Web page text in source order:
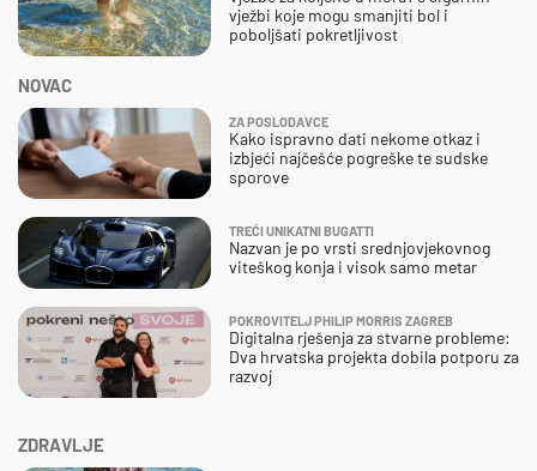
ZDRAVLJE
NOVAC
ZA POSLODAVCE
Kako ispravno dati nekome otkaz i
izbjeći najčešće pogreške te sudske
sporove
TREĆI UNIKATNI BUGATTI
Nazvan je po vrsti srednjovjekovnog
viteškog konja i visok samo metar
POKROVITELJ PHILIP MORRIS ZAGREB
Digitalna rješenja za stvarne probleme:
Dva hrvatska projekta dobila potporu za
razvoj
vježbi koje mogu smanjiti bol i
poboljšati pokretljivost